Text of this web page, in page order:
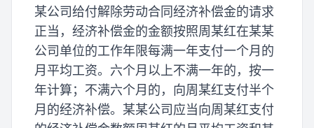
某公司给付解除劳动合同经济补偿金的请求
正当，经济补偿金的金额按照周某红在某某
公司单位的工作年限每满一年支付一个月的
月平均工资。六个月以上不满一年的，按一
年计算；不满六个月的，向周某红支付半个
月的经济补偿。某某公司应当向周某红支付